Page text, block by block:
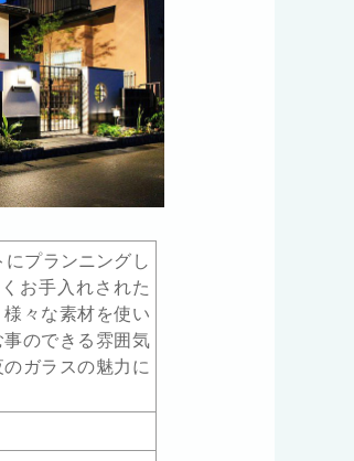
プランニングし
お手入れされた
々な素材を使い
のできる雰囲気
ガラスの魅力に